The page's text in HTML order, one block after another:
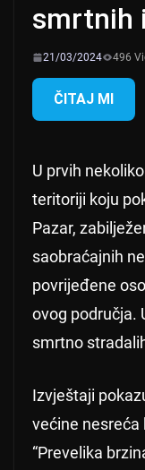
smrtnih
21/03/2024 496
ČITAJ MI
U prvih
teritoriji koju
Pazar,
saobraćajnih
povrijeđene
ovog područja.
smrtno
Izvještaji
većine nesreća
“Prevelika